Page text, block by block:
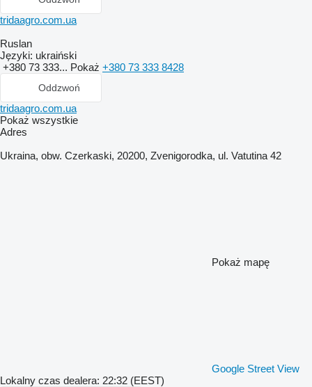
tridaagro.com.ua
Ruslan
Języki: ukraiński
+380 73 333... Pokaż +380 73 333 8428
Oddzwoń
tridaagro.com.ua
Pokaż wszystkie
Adres
Ukraina, obw. Czerkaski, 20200, Zvenigorodka, ul. Vatutina 42
Pokaż mapę
Google Street View
Lokalny czas dealera: 22:32 (EEST)